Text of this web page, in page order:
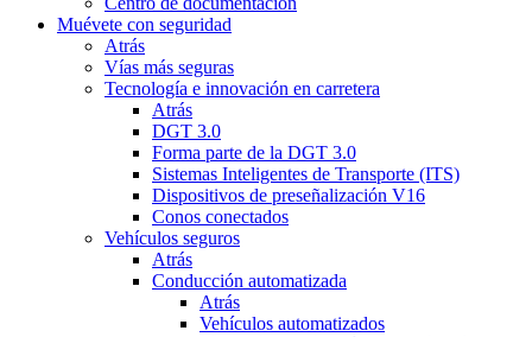
Muévete con seguridad
Atrás
Vías más seguras
Tecnología e innovación en carretera
Atrás
DGT 3.0
Forma parte de la DGT 3.0
Sistemas Inteligentes de Transporte (ITS)
Dispositivos de preseñalización V16
Conos conectados
Vehículos seguros
Atrás
Conducción automatizada
Atrás
Vehículos automatizados